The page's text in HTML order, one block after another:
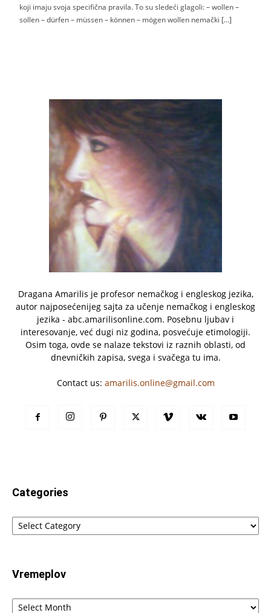
koji imaju svoja specifična pravila. To su sledeći glagoli: – wollen –
sollen – dürfen – müssen – können – mögen wollen nemački […]
Dragana Amarilis je profesor nemačkog i engleskog jezika,
autor najposećenijeg sajta za učenje nemačkog i engleskog
jezika - abc.amarilisonline.com. Posebnu ljubav i
interesovanje, već dugi niz godina, posvećuje etimologiji.
Osim toga, ovde se nalaze tekstovi iz raznih oblasti, od
dnevničkih zapisa, svega i svačega tu ima.
Contact us: amarilis.online@gmail.com
Categories
Categories
Vremeplov
Vremeplov